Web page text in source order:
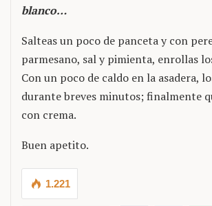
blanco…
Salteas un poco de panceta y con
parmesano, sal y pimienta, enrollas
Con un poco de caldo en la asadera,
durante breves minutos; finalmente
con crema.
Buen apetito.
1.221